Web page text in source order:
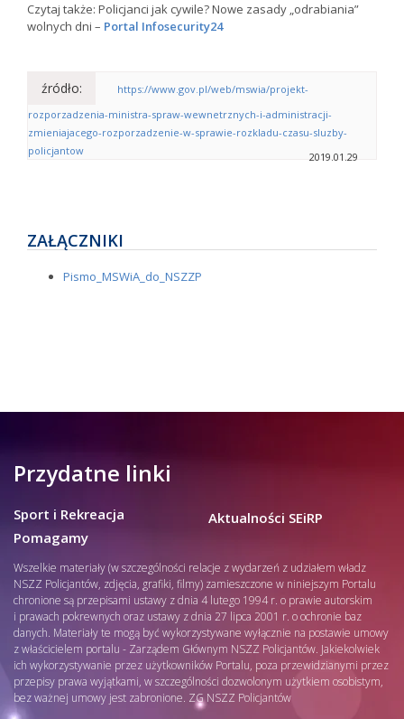
Czytaj także: Policjanci jak cywile? Nowe zasady „odrabiania”
wolnych dni – Portal Infosecurity24
źródło:
https://www.gov.pl/web/mswia/projekt-
rozporzadzenia-ministra-spraw-wewnetrznych-i-administracji-
zmieniajacego-rozporzadzenie-w-sprawie-rozkladu-czasu-sluzby-
policjantow
2019.01.29
ZAŁĄCZNIKI
Pismo_MSWiA_do_NSZZP
Przydatne linki
Sport i Rekreacja
Pomagamy
Aktualności SEiRP
Wszelkie materiały (w szczególności relacje z wydarzeń z udziałem władz
NSZZ Policjantów, zdjęcia, grafiki, filmy) zamieszczone w niniejszym Portalu
chronione są przepisami ustawy z dnia 4 lutego 1994 r. o prawie autorskim
i prawach pokrewnych oraz ustawy z dnia 27 lipca 2001 r. o ochronie baz
danych. Materiały te mogą być wykorzystywane wyłącznie na postawie umowy
z właścicielem portalu - Zarządem Głównym NSZZ Policjantów. Jakiekolwiek
ich wykorzystywanie przez użytkowników Portalu, poza przewidzianymi przez
przepisy prawa wyjątkami, w szczególności dozwolonym użytkiem osobistym,
bez ważnej umowy jest zabronione. ZG NSZZ Policjantów